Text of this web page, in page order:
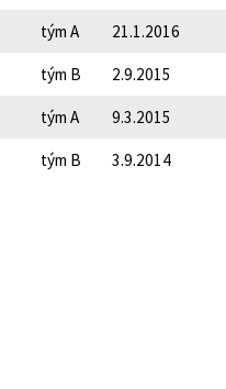
tým A 21.1.2016
tým B 2.9.2015
tým A 9.3.2015
tým B 3.9.2014